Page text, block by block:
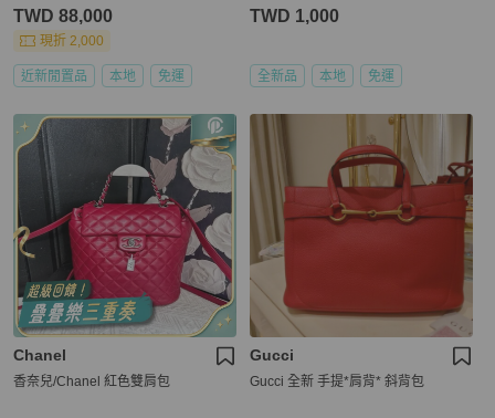
TWD 88,000
現折 2,000
近新閒置品 本地 免運
TWD 1,000
全新品 本地 免運
Chanel
香奈兒/Chanel 紅色雙肩包
Gucci
Gucci 全新 手提*肩背* 斜背包